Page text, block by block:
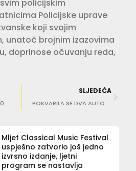
policijskim
Policijske uprave
koji svojim
unatoč brojnim izazovima
doprinose očuvanju reda,
(FOTO) ZLATNA KUNA 2025. Trojić: Mnogi su dizali cijene bez pokrića, ali tržište će im brzo ‘pokazati zube’ i spustiti ih na realnu vrijednost
SLJEDEĆA
POKVARILA SE DVA AUTOBUSA Budite strpljivi!
Mljet Classical Music Festival
uspješno zatvorio još jedno
izvrsno izdanje, ljetni
program se nastavlja